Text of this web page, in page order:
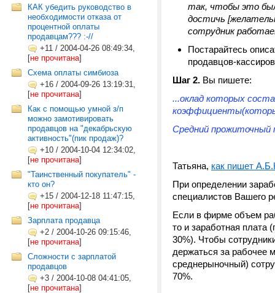
КАК убедить руководство в
необходимости отказа от
процентной оплаты
продавцам??? :-//
+11 / 2004-04-26 08:49:34,
[не прочитана]
Схема оплаты симбиоза
+16 / 2004-09-26 13:19:31,
[не прочитана]
Как с помощью умной з/п
можно замотивировать
продавцов на "декабрьскую
активность"(пик продаж)?
+10 / 2004-10-04 12:34:02,
[не прочитана]
"Таинственный покупатель" -
кто он?
+15 / 2004-12-18 11:47:15,
[не прочитана]
Зарплата продавца
+2 / 2004-10-26 09:15:46,
[не прочитана]
Сложности с зарплатой
продавцов
+3 / 2004-10-08 04:41:05,
[не прочитана]
так, чтобы это
достичь
сотрудник
Постарайтесь
продавцов-
Шаг 2. Вы пишете:
...оклад которых
Средний прожиточный
Татьяна, как пишет
При определении
специалистов Вашего
Если в фирме объем
то и заработная плата
30%). Чтобы
держаться за
среднерыночный)
70%.